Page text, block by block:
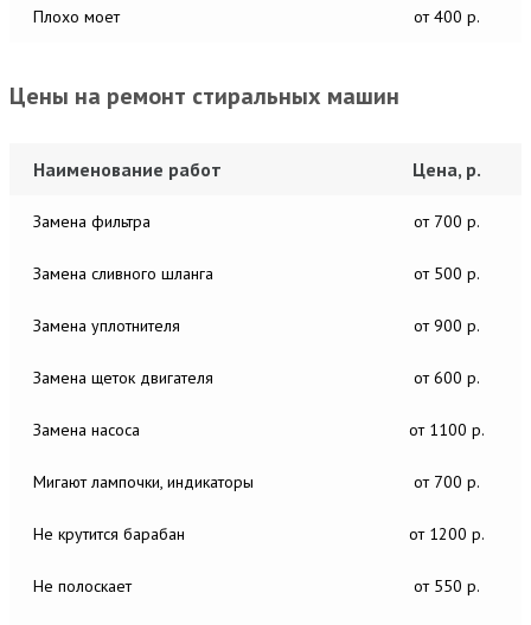
Плохо моет от 400 р.
Цены на ремонт стиральных машин
Наименование работ Цена, р.
Замена фильтра от 700 р.
Замена сливного шланга от 500 р.
Замена уплотнителя от 900 р.
Замена щеток двигателя от 600 р.
Замена насоса от 1100 р.
Мигают лампочки, индикаторы от 700 р.
Не крутится барабан от 1200 р.
Не полоскает от 550 р.